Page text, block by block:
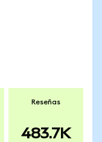
Reseñas
483.7K